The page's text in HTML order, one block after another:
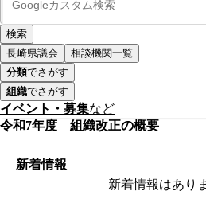
長崎県議会
相談機関一覧
分類でさがす
組織でさがす
イベント・募集など
令和7年度 組織改正の概要
新着情報
新着情報はあり